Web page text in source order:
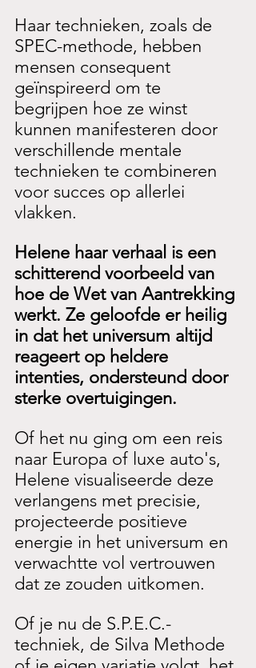
Haar technieken, zoals de
SPEC-methode, hebben
mensen consequent
geïnspireerd om te
begrijpen hoe ze winst
kunnen manifesteren door
verschillende mentale
technieken te combineren
voor succes op allerlei
vlakken.
Helene haar verhaal is een
schitterend voorbeeld van
hoe de Wet van Aantrekking
werkt. Ze geloofde er heilig
in dat het universum altijd
reageert op heldere
intenties, ondersteund door
sterke overtuigingen.
Of het nu ging om een ​​reis
naar Europa of luxe auto's,
Helene visualiseerde deze
verlangens met precisie,
projecteerde positieve
energie in het universum en
verwachtte vol vertrouwen
dat ze zouden uitkomen.
Of je nu de S.P.E.C.-
techniek, de Silva Methode